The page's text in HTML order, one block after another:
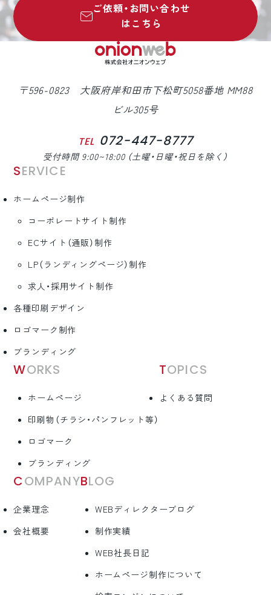
ご依頼・お問い合わせ
はこちら
〒596-0823 大阪府岸和田市下松町5058番地 MM88
ビル305号
TEL 072-447-8777
受付時間 9:00~18:00 （土曜・日曜・祝日を除く）
SERVICE
ホームページ制作
コーポレートサイト制作
ECサイト（通販）制作
LP（ランディングページ）制作
求人・採用サイト制作
各種印刷デザイン
ロゴマーク制作
ブランディング
WORKS
ホームページ
印刷物（チラシ・パンフレット等）
ロゴマーク
ブランディング
TOPICS
よくある質問
COMPANY
企業理念
会社概要
BLOG
WEBディレクターブログ
制作実績
WEB社長日記
ホームページ制作について